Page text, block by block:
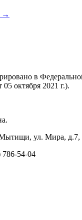
→
в
октября 2021 г.).
ул. Мира, д.7,
786-54-04